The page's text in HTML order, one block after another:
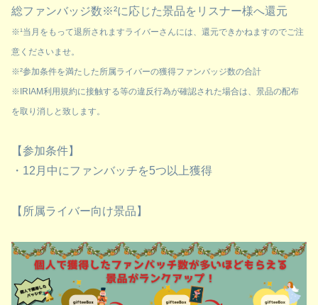
総ファンバッジ数※²に応じた景品をリスナー様へ還元
※¹当月をもって退所されますライバーさんには、還元できかねますのでご注
意くださいませ。
※²参加条件を満たした所属ライバーの獲得ファンバッジ数の合計
※IRIAM利用規約に接触する等の違反行為が確認された場合は、景品の配布
を取り消しと致します。
【参加条件】
・12月中にファンバッチを5つ以上獲得
【所属ライバー向け景品】